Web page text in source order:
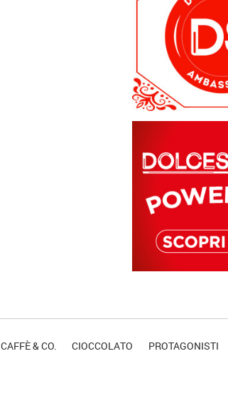
CAFFÈ & CO. CIOCCOLATO PROTAGONISTI